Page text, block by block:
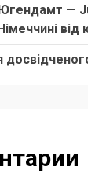
—
від